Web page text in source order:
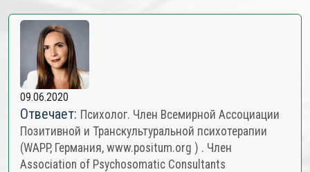
09.06.2020
Отвечает: Психолог. Член Всемирной Ассоциации
Позитивной и Транскультуральной психотерапии
(WAPP, Германия, www.positum.org ) . Член
Association of Psychosomatic Consultants